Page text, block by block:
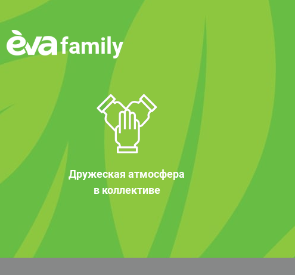
family
Дружеская атмосфера
в коллективе